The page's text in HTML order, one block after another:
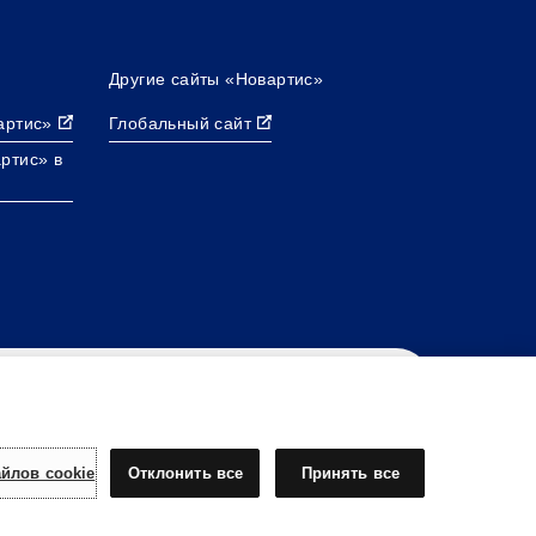
в
Другие сайты «Новартис»
Глобальный сайт
Каталог сайтов «Новартис»
cookie Отклонить все Принять все